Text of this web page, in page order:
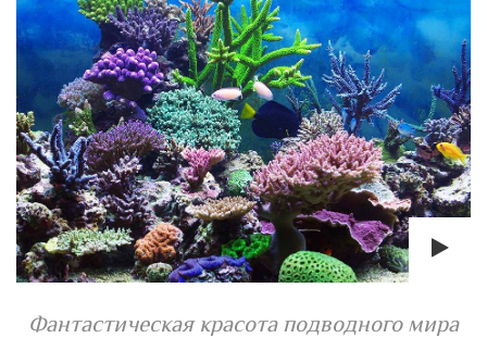
Фантастическая красота подводного мира